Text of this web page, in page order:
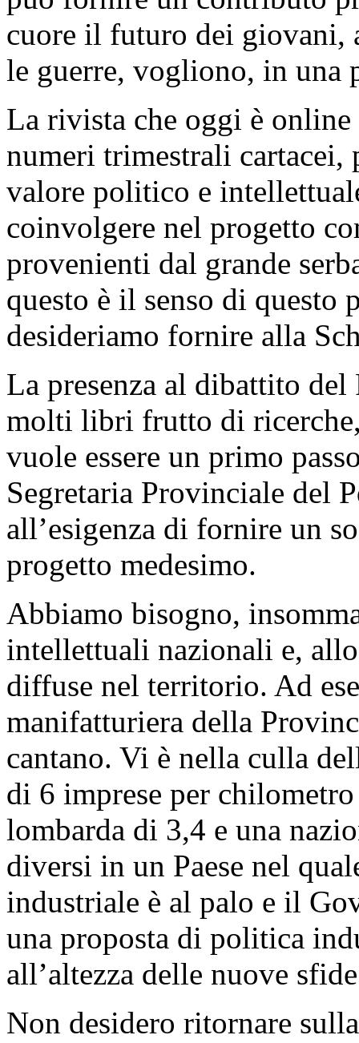
cuore il futuro dei giovani,
le guerre, vogliono, in una
La rivista che oggi è
numeri trimestrali cartacei,
valore politico e
coinvolgere nel progetto
provenienti dal grande
questo è il senso di questo
desideriamo fornire alla
La presenza al dibattito
molti libri frutto di
vuole essere un primo
Segretaria Provinciale del
all’esigenza di fornire un
progetto medesimo.
Abbiamo bisogno,
intellettuali nazionali e,
diffuse nel territorio. Ad
manifatturiera della
cantano. Vi è nella culla
di 6 imprese per
lombarda di 3,4 e una
diversi in un Paese nel
industriale è al palo e il
una proposta di politica
all’altezza delle nuove
Non desidero ritornare